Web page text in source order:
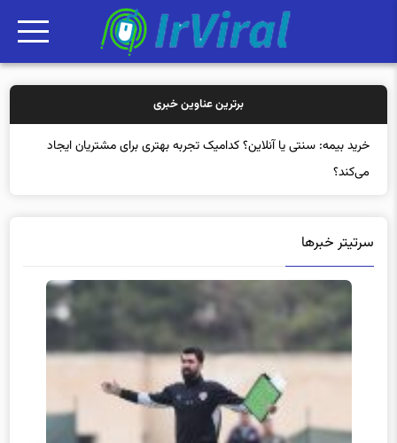
برترین عناوین خبری
خرید بیمه